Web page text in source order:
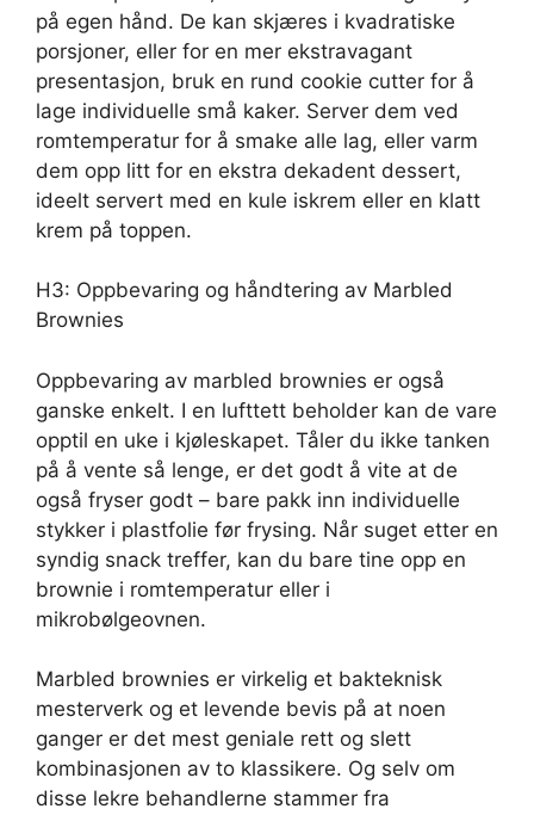
på egen hånd. De kan skjæres i kvadratiske
porsjoner, eller for en mer ekstravagant
presentasjon, bruk en rund cookie cutter for å
lage individuelle små kaker. Server dem ved
romtemperatur for å smake alle lag, eller varm
dem opp litt for en ekstra dekadent dessert,
ideelt servert med en kule iskrem eller en klatt
krem på toppen.
H3: Oppbevaring og håndtering av Marbled
Brownies
Oppbevaring av marbled brownies er også
ganske enkelt. I en lufttett beholder kan de vare
opptil en uke i kjøleskapet. Tåler du ikke tanken
på å vente så lenge, er det godt å vite at de
også fryser godt – bare pakk inn individuelle
stykker i plastfolie før frysing. Når suget etter en
syndig snack treffer, kan du bare tine opp en
brownie i romtemperatur eller i
mikrobølgeovnen.
Marbled brownies er virkelig et bakteknisk
mesterverk og et levende bevis på at noen
ganger er det mest geniale rett og slett
kombinasjonen av to klassikere. Og selv om
disse lekre behandlerne stammer fra